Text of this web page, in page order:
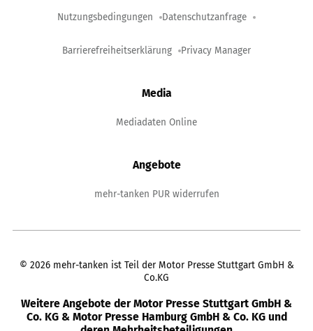
Nutzungsbedingungen Datenschutzanfrage
Barrierefreiheitserklärung Privacy Manager
Media
Mediadaten Online
Angebote
mehr-tanken PUR widerrufen
© 2026 mehr-tanken ist Teil der Motor Presse Stuttgart GmbH &
Co.KG
Weitere Angebote der Motor Presse Stuttgart GmbH &
Co. KG & Motor Presse Hamburg GmbH & Co. KG und